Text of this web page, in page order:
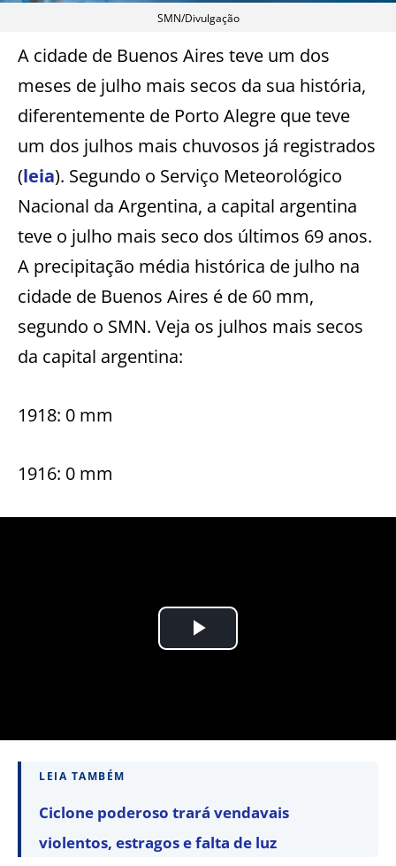
SMN/Divulgação
A cidade de Buenos Aires teve um dos
meses de julho mais secos da sua história,
diferentemente de Porto Alegre que teve
um dos julhos mais chuvosos já registrados
(leia). Segundo o Serviço Meteorológico
Nacional da Argentina, a capital argentina
teve o julho mais seco dos últimos 69 anos.
A precipitação média histórica de julho na
cidade de Buenos Aires é de 60 mm,
segundo o SMN. Veja os julhos mais secos
da capital argentina:
1918: 0 mm
1916: 0 mm
LEIA TAMBÉM
Ciclone poderoso trará vendavais
violentos, estragos e falta de luz